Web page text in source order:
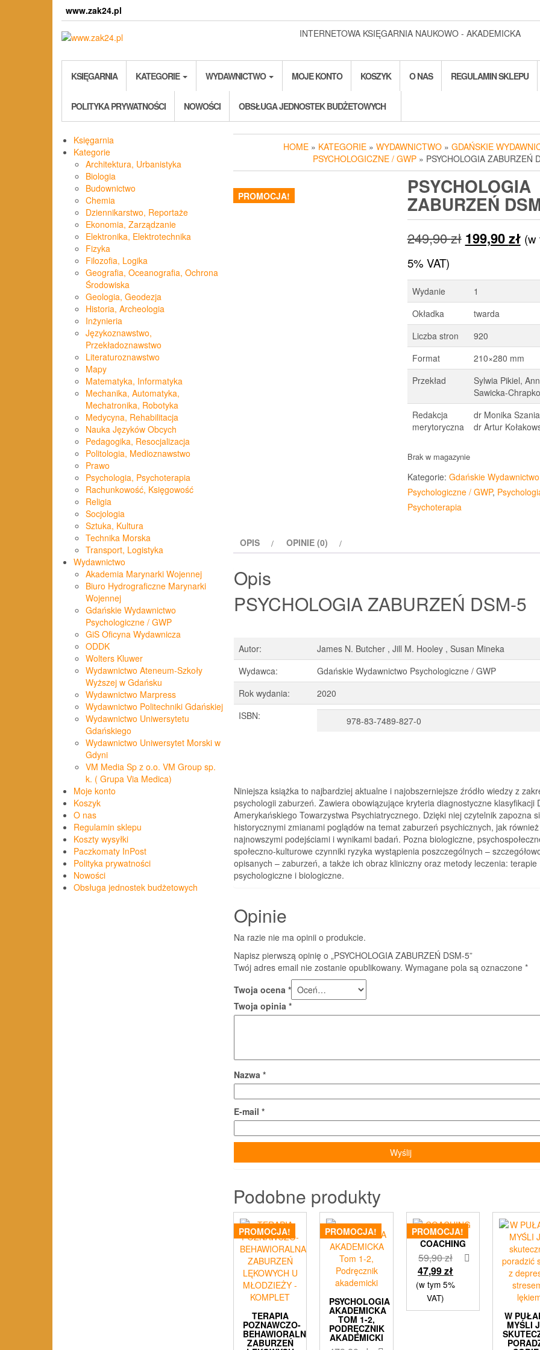
www.zak24.pl
INTERNETOWA KSIĘGARNIA NAUKOWO - AKADEMICKA
KSIĘGARNIA KATEGORIE WYDAWNICTWO MOJE KONTO KOSZYK O NAS REGULAMIN SKLEPU
POLITYKA PRYWATNOŚCI NOWOŚCI OBSŁUGA JEDNOSTEK BUDŻETOWYCH
Księgarnia
Kategorie
Architektura, Urbanistyka
Biologia
Budownictwo
Chemia
Dziennikarstwo, Reportaże
Ekonomia, Zarządzanie
Elektronika, Elektrotechnika
Fizyka
Filozofia, Logika
Geografia, Oceanografia, Ochrona
Środowiska
Geologia, Geodezja
Historia, Archeologia
Inżynieria
Językoznawstwo,
Przekładoznawstwo
Literaturoznawstwo
Mapy
Matematyka, Informatyka
Mechanika, Automatyka,
Mechatronika, Robotyka
Medycyna, Rehabilitacja
Nauka Języków Obcych
Pedagogika, Resocjalizacja
Politologia, Medioznawstwo
Prawo
Psychologia, Psychoterapia
Rachunkowość, Księgowość
Religia
Socjologia
Sztuka, Kultura
Technika Morska
Transport, Logistyka
Wydawnictwo
Akademia Marynarki Wojennej
Biuro Hydrograficzne Marynarki
Wojennej
Gdańskie Wydawnictwo
Psychologiczne / GWP
GiS Oficyna Wydawnicza
ODDK
Wolters Kluwer
Wydawnictwo Ateneum-Szkoły
Wyższej w Gdańsku
Wydawnictwo Marpress
Wydawnictwo Politechniki Gdańskiej
Wydawnictwo Uniwersytetu
Gdańskiego
Wydawnictwo Uniwersytet Morski w
Gdyni
VM Media Sp z o.o. VM Group sp.
k. ( Grupa Via Medica)
Moje konto
Koszyk
O nas
Regulamin sklepu
Koszty wysyłki
Paczkomaty InPost
Polityka prywatności
Nowości
Obsługa jednostek budżetowych
HOME » KATEGORIE » WYDAWNICTWO » GDAŃSKIE
PSYCHOLOGICZNE / GWP » PSYCHOLOGIA ZABURZEŃ
PROMOCJA! PSYCHOLOGIA
ZABURZEŃ
249,90zł Pierwotna
wynosiła:
249,90 zł.
199,90zł (w
5% VAT)
Wydanie
1
Okładka
twarda
Liczba stron
920
Format
210×280 mm
Przekład
Sylwia Pikiel,
Sawicka-
Redakcja
merytoryczna
dr Monika
dr Artur
Brak w magazynie
Kategorie: Gdańskie Wydawnictwo
Psychologiczne / GWP,
Psychoterapia
OPIS OPINIE (0)
Opis
PSYCHOLOGIA ZABURZEŃ DSM-5
Autor:
James N. Butcher , Jill M. Hooley , Susan Mineka
Wydawca:
Gdańskie Wydawnictwo Psychologiczne / GWP
Rok wydania:
2020
ISBN:
978-83-7489-827-0
Niniejsza książka to najbardziej aktualne i najobszerniejsze źródło wiedzy z
psychologii zaburzeń. Zawiera obowiązujące kryteria diagnostyczne klasyfikacji
Amerykańskiego Towarzystwa Psychiatrycznego. Dzięki niej czytelnik zapozna
historycznymi zmianami poglądów na temat zaburzeń psychicznych, jak
najnowszymi podejściami i wynikami badań. Pozna biologiczne,
społeczno-kulturowe czynniki ryzyka wystąpienia poszczególnych –
opisanych – zaburzeń, a także ich obraz kliniczny oraz metody leczenia: terapie
psychologiczne i biologiczne.
Opinie
Na razie nie ma opinii o produkcie.
Napisz pierwszą opinię o „PSYCHOLOGIA ZABURZEŃ DSM-5”
Twój adres email nie zostanie opublikowany. Wymagane pola są oznaczone *
Twoja ocena *
Twoja opinia *
Nazwa *
E-mail *
Podobne produkty
PROMOCJA!
TERAPIA
POZNAWCZO-
BEHAWIORALNA
ZABURZEŃ
PROMOCJA!
PSYCHOLOGIA
AKADEMICKA
TOM 1-2,
PODRĘCZNIK
AKADEMICKI
PROMOCJA!
COACHING
59,90złPierwotna
cena
wynosiła:
47,99złAktualna
cena
47,99 zł.
(w tym 5%
VAT)
W
MYŚLI